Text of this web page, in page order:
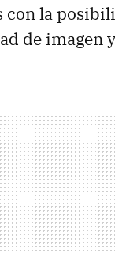
con la
de imagen